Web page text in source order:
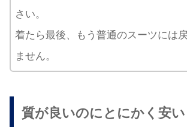
さい。
着たら最後、もう普通のスーツには
ません。
質が良いのにとにかく安い